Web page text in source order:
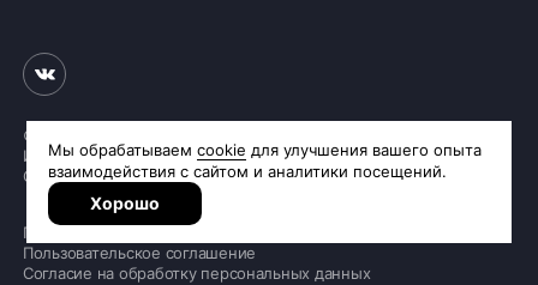
© 2026 «Шинное бюро Шлепакова»
Интернет-магазин шин и дисков
Сделано вR.class
Политика обработки персональных данных
Пользовательское соглашение
Согласие на обработку персональных данных